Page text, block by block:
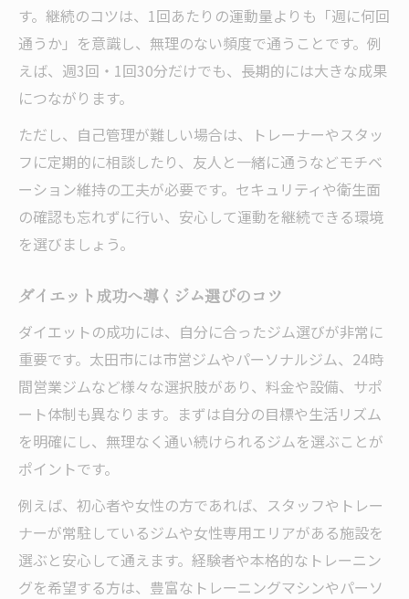
す。継続のコツは、1回あたりの運動量よりも「週に何回
通うか」を意識し、無理のない頻度で通うことです。例
えば、週3回・1回30分だけでも、長期的には大きな成果
につながります。
ただし、自己管理が難しい場合は、トレーナーやスタッ
フに定期的に相談したり、友人と一緒に通うなどモチベ
ーション維持の工夫が必要です。セキュリティや衛生面
の確認も忘れずに行い、安心して運動を継続できる環境
を選びましょう。
ダイエット成功へ導くジム選びのコツ
ダイエットの成功には、自分に合ったジム選びが非常に
重要です。太田市には市営ジムやパーソナルジム、24時
間営業ジムなど様々な選択肢があり、料金や設備、サポ
ート体制も異なります。まずは自分の目標や生活リズム
を明確にし、無理なく通い続けられるジムを選ぶことが
ポイントです。
例えば、初心者や女性の方であれば、スタッフやトレー
ナーが常駐しているジムや女性専用エリアがある施設を
選ぶと安心して通えます。経験者や本格的なトレーニン
グを希望する方は、豊富なトレーニングマシンやパーソ